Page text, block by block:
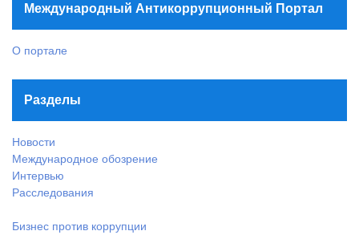
Международный Антикоррупционный Портал
О портале
Разделы
Новости
Международное обозрение
Интервью
Расследования
Бизнес против коррупции